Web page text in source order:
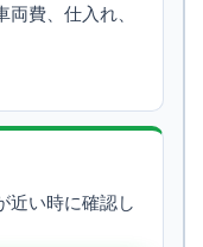
費、仕入れ、
近い時に確認し